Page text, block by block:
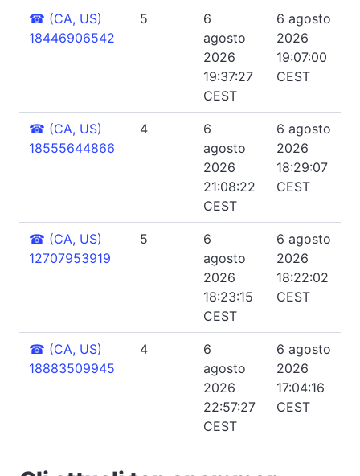
☎ (CA, US)
18446906542
5
6
agosto
2026
19:37:27
CEST
6 agosto
2026
19:07:00
CEST
☎ (CA, US)
18555644866
4
6
agosto
2026
21:08:22
CEST
6 agosto
2026
18:29:07
CEST
☎ (CA, US)
12707953919
5
6
agosto
2026
18:23:15
CEST
6 agosto
2026
18:22:02
CEST
☎ (CA, US)
18883509945
4
6
agosto
2026
22:57:27
CEST
6 agosto
2026
17:04:16
CEST